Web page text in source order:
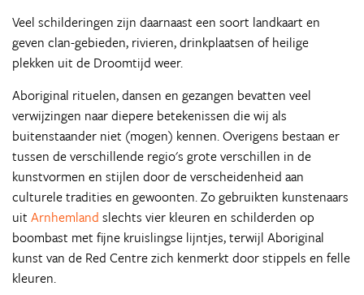
Veel schilderingen zijn daarnaast een soort landkaart en
geven clan-gebieden, rivieren, drinkplaatsen of heilige
plekken uit de Droomtijd weer.
Aboriginal rituelen, dansen en gezangen bevatten veel
verwijzingen naar diepere betekenissen die wij als
buitenstaander niet (mogen) kennen. Overigens bestaan er
tussen de verschillende regio's grote verschillen in de
kunstvormen en stijlen door de verscheidenheid aan
culturele tradities en gewoonten. Zo gebruikten kunstenaars
uit Arnhemland slechts vier kleuren en schilderden op
boombast met fijne kruislingse lijntjes, terwijl Aboriginal
kunst van de Red Centre zich kenmerkt door stippels en felle
kleuren.